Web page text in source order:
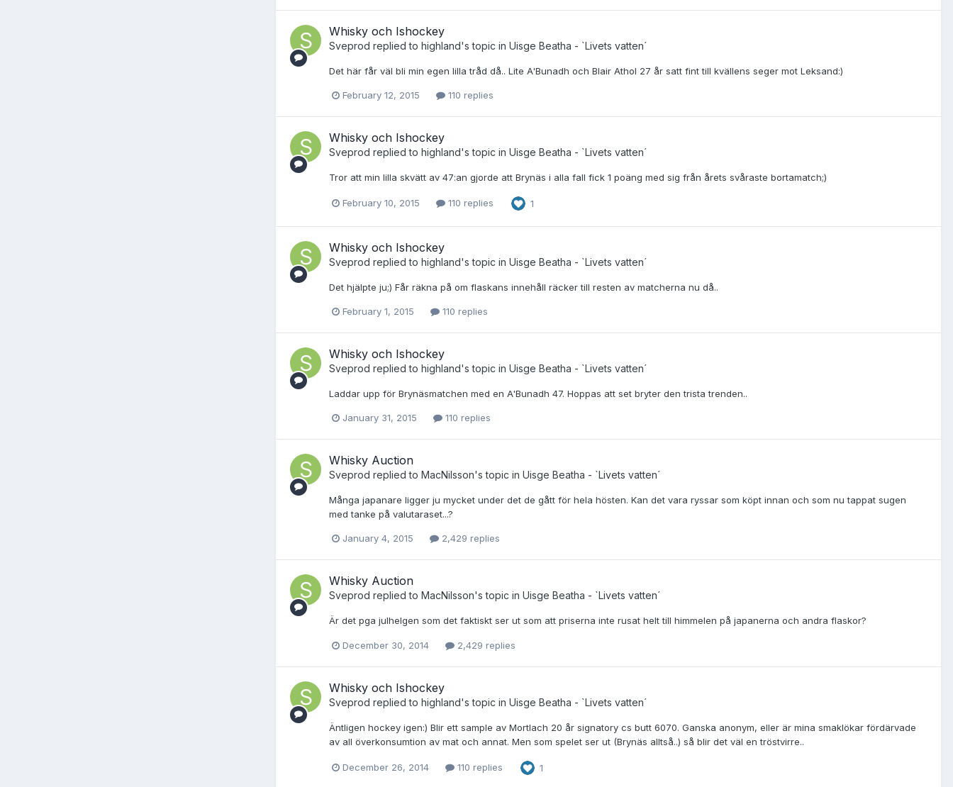
Whisky och Ishockey
Sveprod replied to highland's topic in Uisge Beatha - `Livets vatten´
Det här får väl bli min egen lilla tråd då.. Lite A'Bunadh och Blair Athol 27 år satt fint till kvällens seger mot Leksand:)
February 12, 2015 110 replies
Whisky och Ishockey
Sveprod replied to highland's topic in Uisge Beatha - `Livets vatten´
Tror att min lilla skvätt av 47:an gjorde att Brynäs i alla fall fick 1 poäng med sig från årets svåraste bortamatch;)
February 10, 2015 110 replies 1
Whisky och Ishockey
Sveprod replied to highland's topic in Uisge Beatha - `Livets vatten´
Det hjälpte ju;) Får räkna på om flaskans innehåll räcker till resten av matcherna nu då..
February 1, 2015 110 replies
Whisky och Ishockey
Sveprod replied to highland's topic in Uisge Beatha - `Livets vatten´
Laddar upp för Brynäsmatchen med en A'Bunadh 47. Hoppas att set bryter den trista trenden..
January 31, 2015 110 replies
Whisky Auction
Sveprod replied to MacNilsson's topic in Uisge Beatha - `Livets vatten´
Många japanare ligger ju mycket under det de gått för hela hösten. Kan det vara ryssar som köpt innan och som nu tappat sugen
med tanke på valutaraset...?
January 4, 2015 2,429 replies
Whisky Auction
Sveprod replied to MacNilsson's topic in Uisge Beatha - `Livets vatten´
Är det pga julhelgen som det faktiskt ser ut som att priserna inte rusat helt till himmelen på japanerna och andra flaskor?
December 30, 2014 2,429 replies
Whisky och Ishockey
Sveprod replied to highland's topic in Uisge Beatha - `Livets vatten´
Äntligen hockey igen:) Blir ett sample av Mortlach 20 år signatory cs butt 6070. Ganska anonym, eller är mina smaklökar fördärvade
av all överkonsumtion av mat och annat. Men som spelet ser ut (Brynäs alltså..) så blir det väl en tröstvirre..
December 26, 2014 110 replies 1